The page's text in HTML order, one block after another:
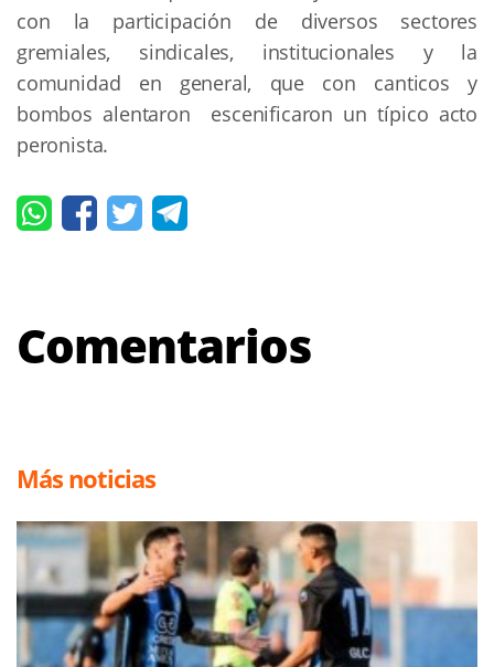
con la participación de diversos sectores
gremiales, sindicales, institucionales y la
comunidad en general, que con canticos y
bombos alentaron escenificaron un típico acto
peronista.
Comentarios
Más noticias